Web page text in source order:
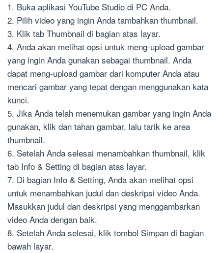
1. Buka aplikasi YouTube Studio di PC Anda.
2. Pilih video yang ingin Anda tambahkan thumbnail.
3. Klik tab Thumbnail di bagian atas layar.
4. Anda akan melihat opsi untuk meng-upload gambar
yang ingin Anda gunakan sebagai thumbnail. Anda
dapat meng-upload gambar dari komputer Anda atau
mencari gambar yang tepat dengan menggunakan kata
kunci.
5. Jika Anda telah menemukan gambar yang ingin Anda
gunakan, klik dan tahan gambar, lalu tarik ke area
thumbnail.
6. Setelah Anda selesai menambahkan thumbnail, klik
tab Info & Setting di bagian atas layar.
7. Di bagian Info & Setting, Anda akan melihat opsi
untuk menambahkan judul dan deskripsi video Anda.
Masukkan judul dan deskripsi yang menggambarkan
video Anda dengan baik.
8. Setelah Anda selesai, klik tombol Simpan di bagian
bawah layar.